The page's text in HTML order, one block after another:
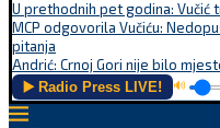
U prethodnih pet godina: Vučić
MCP odgovorila Vučiću:
pitanja
Andrić: Crnoj Gori nije bilo
▶️ Radio Press LIVE! 🔊